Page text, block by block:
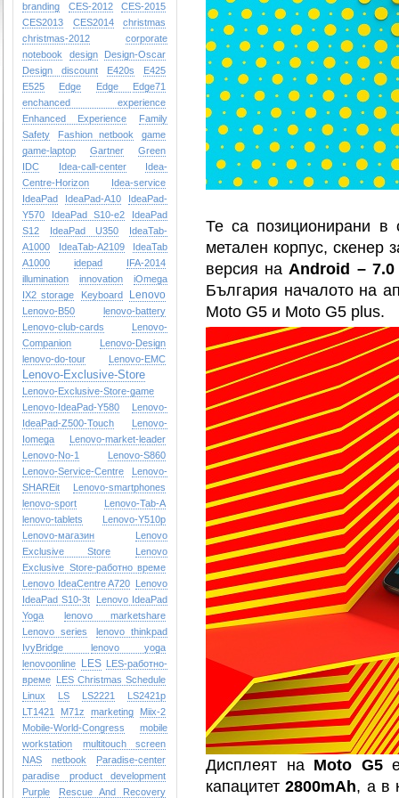
branding
CES-2012
CES-2015
CES2013
CES2014
christmas
christmas-2012
corporate
notebook
design
Design-Oscar
Design
discount E420s
E425
E525
Edge Edge
Edge71
enchanced experience
Enhanced Experience
Family
Safety
Fashion netbook
game
game-laptop
Gartner
Green
IDC
Idea-call-center
Idea-
Centre-Horizon
Idea-service
IdeaPad
IdeaPad-A10
IdeaPad-
Y570
IdeaPad S10-e2
IdeaPad
S12
IdeaPad U350
IdeaTab-
A1000
IdeaTab-A2109
IdeaTab
A1000
idepad
IFA-2014
illumination
innovation
iOmega
IX2 storage
Keyboard Lenovo
Lenovo-B50
lenovo-battery
Lenovo-club-cards
Lenovo-
Companion
Lenovo-Design
lenovo-do-tour
Lenovo-EMC
Lenovo-Exclusive-Store
Lenovo-Exclusive-Store-game
Lenovo-IdeaPad-Y580
Lenovo-
IdeaPad-Z500-Touch
Lenovo-
Iomega
Lenovo-market-leader
Lenovo-No-1
Lenovo-S860
Lenovo-Service-Centre
Lenovo-
SHAREit
Lenovo-smartphones
lenovo-sport
Lenovo-Tab-A
lenovo-tablets
Lenovo-Y510p
Lenovo-магазин
Lenovo
Exclusive Store
Lenovo
Exclusive Store-работно време
Lenovo IdeaCentre A720 Lenovo
IdeaPad S10-3t
Lenovo IdeaPad
Yoga
lenovo marketshare
Lenovo series
lenovo thinkpad
IvyBridge
lenovo yoga
lenovoonline
LES LES-работно-
време LES Christmas Schedule
Linux
LS LS2221
LS2421p
LT1421
M71z marketing
Miix-2
Mobile-World-Congress
mobile
workstation
multitouch screen
NAS
netbook
Paradise-center
paradise
product development
Purple
Rescue And Recovery
Те са позиционирани в
метален корпус, скенер
версия наAndroid – 7.0
България началото на
Moto G5 и Moto G5 plus.
Дисплеят на Moto G5е
капацитет2800mAh, а в